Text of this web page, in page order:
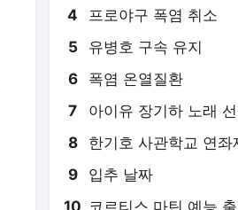
4 프로야구 폭염 취소
5 유병호 구속 유지
6 폭염 온열질환
7 아이유 장기하 노래
8 한기호 사관학교 연좌
9 입추 날짜
10 코르티스 마틴 예능